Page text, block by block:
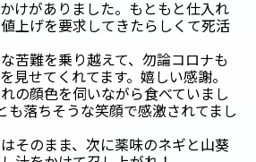
けがありました。もともと仕入れ
上げを要求してきたらしくて死活
苦難を乗り越えて、勿論コロナも
見せてくれてます。嬉しい感謝。
の顔色を伺いながら食べていまし
も落ちそうな笑顔で感激されてまし
そのまま、次に薬味のネギと山葵